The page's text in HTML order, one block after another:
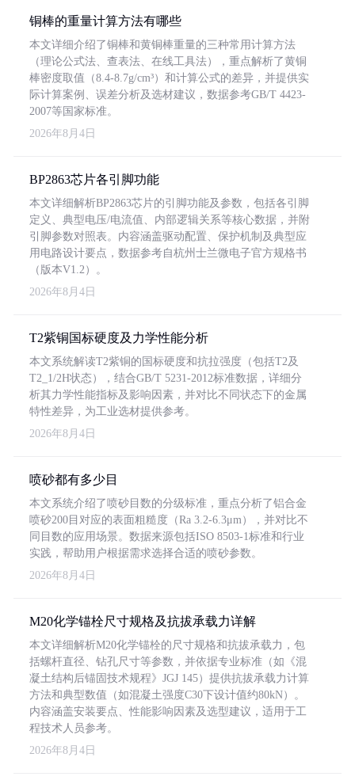
铜棒的重量计算方法有哪些
本文详细介绍了铜棒和黄铜棒重量的三种常用计算方法
（理论公式法、查表法、在线工具法），重点解析了黄铜
棒密度取值（8.4-8.7g/cm³）和计算公式的差异，并提供实
际计算案例、误差分析及选材建议，数据参考GB/T 4423-
2007等国家标准。
2026年8月4日
BP2863芯片各引脚功能
本文详细解析BP2863芯片的引脚功能及参数，包括各引脚
定义、典型电压/电流值、内部逻辑关系等核心数据，并附
引脚参数对照表。内容涵盖驱动配置、保护机制及典型应
用电路设计要点，数据参考自杭州士兰微电子官方规格书
（版本V1.2）。
2026年8月4日
T2紫铜国标硬度及力学性能分析
本文系统解读T2紫铜的国标硬度和抗拉强度（包括T2及
T2_1/2H状态），结合GB/T 5231-2012标准数据，详细分
析其力学性能指标及影响因素，并对比不同状态下的金属
特性差异，为工业选材提供参考。
2026年8月4日
喷砂都有多少目
本文系统介绍了喷砂目数的分级标准，重点分析了铝合金
喷砂200目对应的表面粗糙度（Ra 3.2-6.3μm），并对比不
同目数的应用场景。数据来源包括ISO 8503-1标准和行业
实践，帮助用户根据需求选择合适的喷砂参数。
2026年8月4日
M20化学锚栓尺寸规格及抗拔承载力详解
本文详细解析M20化学锚栓的尺寸规格和抗拔承载力，包
括螺杆直径、钻孔尺寸等参数，并依据专业标准（如《混
凝土结构后锚固技术规程》JGJ 145）提供抗拔承载力计算
方法和典型数值（如混凝土强度C30下设计值约80kN）。
内容涵盖安装要点、性能影响因素及选型建议，适用于工
程技术人员参考。
2026年8月4日